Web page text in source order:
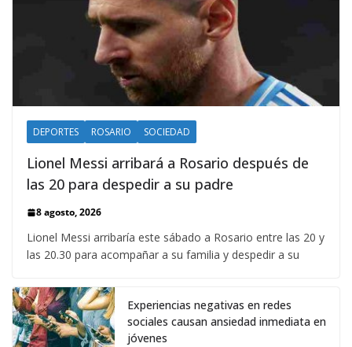
DEPORTES ROSARIO SOCIEDAD
Lionel Messi arribará a Rosario después de
las 20 para despedir a su padre
8 agosto, 2026
Lionel Messi arribaría este sábado a Rosario entre las 20 y
las 20.30 para acompañar a su familia y despedir a su
Experiencias negativas en redes
sociales causan ansiedad inmediata en
jóvenes